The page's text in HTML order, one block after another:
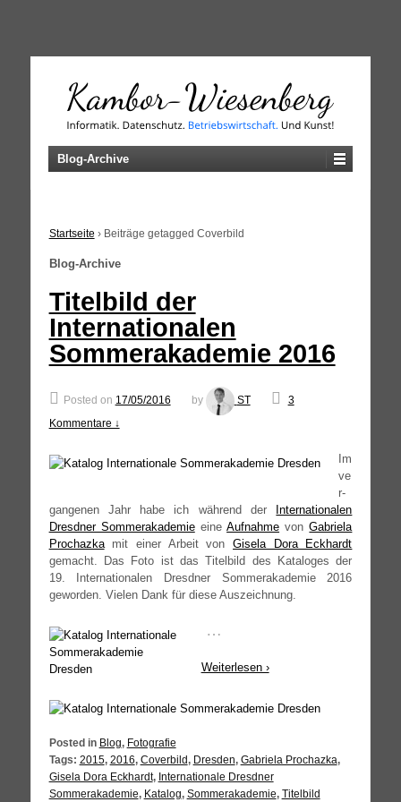
↓
CONTENT
Blog-Archive
Startseite › Beiträge getagged Coverbild
Blog-Archive
Titelbild der
Internationalen
Sommerakademie 2016
Posted on 17/05/2016 by ST
3
Kommentare ↓
Im
ve
r­
gan­ge­nen Jahr habe ich wäh­rend der
Inter­na­tio­na­len
Dresd­ner Som­mer­aka­de­mieeineAuf­nah­me vonGabrie­la
Pro­chaz­kamit einer Arbeit vonGise­la Dora Eck­hardt
gemacht. Das Foto ist das Titel­bild des Kata­lo­ges der
19. Inter­na­tio­na­len Dresd­ner Som­mer­aka­de­mie 2016
gewor­den. Vie­len Dank für die­se Auszeichnung.
…
Wei­ter­le­sen ›
Posted in Blog, Fotografie
Tags: 2015, 2016, Coverbild, Dresden, Gabriela Prochazka,
Gisela Dora Eckhardt, Internationale Dresdner
Sommerakademie, Katalog, Sommerakademie, Titelbild